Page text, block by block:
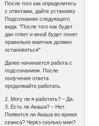
После того как определитесь
с ответами, дайте установку
Подсознанию следующего
вида: "После того как будет
дан ответ и мной будет понят
правильно маятник должен
остановиться"
Далее начинается работа с
подсознанием. После
получения ответа
продолжайте работать.
2. Могу ли я работать? – Да.
3. Есть ли Акаша? – Нет.
Появится ли Акаша во время
сеанса? Через сколько мин?